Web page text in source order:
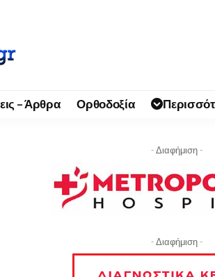
– Άρθρα Ορθοδοξία
- Διαφήμιση -
- Διαφήμιση -